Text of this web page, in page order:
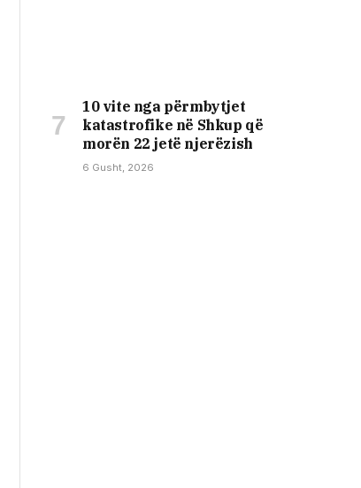
10 vite nga përmbytjet
katastrofike në Shkup që
morën 22 jetë njerëzish
6 Gusht, 2026